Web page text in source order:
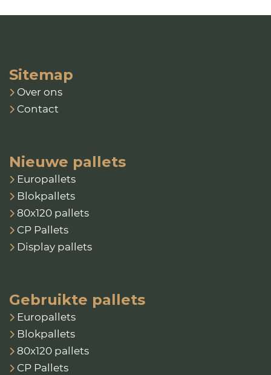
Sitemap
Over ons
Contact
Nieuwe pallets
Europallets
Blokpallets
80x120 pallets
CP Pallets
Display pallets
Gebruikte pallets
Europallets
Blokpallets
80x120 pallets
CP Pallets